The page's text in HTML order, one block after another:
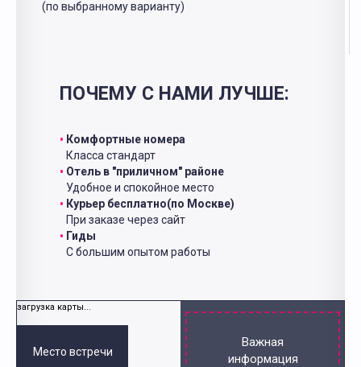
(по выбранному варианту)
ПОЧЕМУ С НАМИ ЛУЧШЕ:
Комфортные номера
Класса стандарт
Отель в "приличном" районе
Удобное и спокойное место
Курьер бесплатно(по Москве)
При заказе через сайт
Гиды
С большим опытом работы
загрузка карты...
Место встречи
Важная
информация